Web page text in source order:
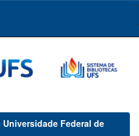
Federal de